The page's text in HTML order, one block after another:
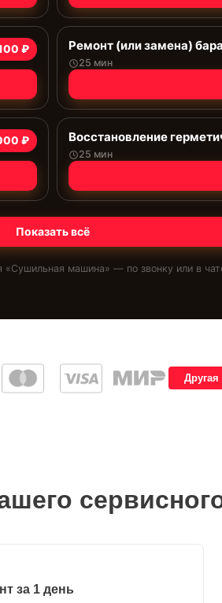
₽ Ремонт (или замена)
25 мин
₽ Восстановление
25 мин
Показать всё
«Сушильная машина» — по звонку или в
за 1 день